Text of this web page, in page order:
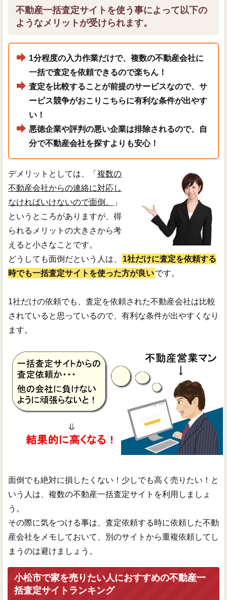
不動産一括査定サイトを使う事によって以下の
ようなメリットが受けられます。
1分程度の入力作業だけで、複数の不動産会社に
一括で査定を依頼できるので楽ちん！
査定を比較することが前提のサービスなので、サ
ービス競争がおこりこちらに有利な条件が出やす
い！
悪徳企業や評判の悪い企業は排除されるので、自
分で不動産会社を探すよりも安心！
デメリットとしては、「 複数の
不動産会社からの連絡に対応し
なければいけないので面倒。
」
というところがありますが、得
られるメリットの大きさから考
えると小さなことです。
どうしても面倒だという人は、
1社だけに査定を依頼する
時でも一括査定サイトを使った方が良いです。
1社だけの依頼でも、査定を依頼された不動産会社は比較
されていると思っているので、有利な条件が出やすくなり
ます。
面倒でも絶対に損したくない！少しでも高く売りたい！と
いう人は、複数の不動産一括査定サイトを利用しましょ
う。
その際に気をつける事は、査定依頼する時に依頼した不動
産会社をメモしておいて、別のサイトから重複依頼してし
まうのは避けましょう。
小松市で家を売りたい人におすすめの不動産一
括査定サイトランキング